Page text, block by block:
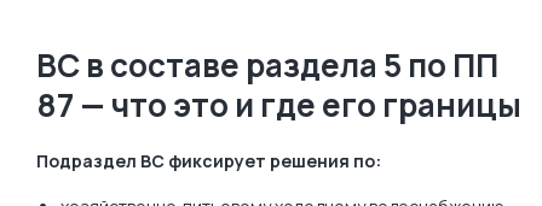
ВС в составе раздела 5 по ПП
87 — что это и где его границы
Подраздел ВС фиксирует решения по: